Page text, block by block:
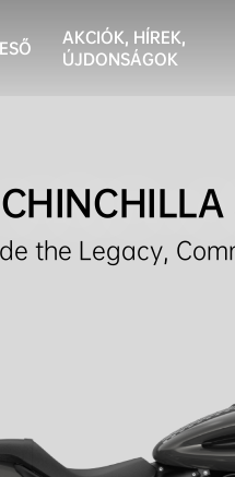
AKCIÓK, HÍREK,
ÚJDONSÁGOK
the Legacy,